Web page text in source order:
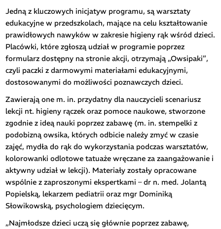
Jedną z kluczowych inicjatyw programu, są warsztaty
edukacyjne w przedszkolach, mające na celu kształtowanie
prawidłowych nawyków w zakresie higieny rąk wśród dzieci.
Placówki, które zgłoszą udział w programie poprzez
formularz dostępny na stronie akcji, otrzymają „Owsipaki”,
czyli paczki z darmowymi materiałami edukacyjnymi,
dostosowanymi do możliwości poznawczych dzieci.
Zawierają one m. in. przydatny dla nauczycieli scenariusz
lekcji nt. higieny rączek oraz pomoce naukowe, stworzone
zgodnie z ideą nauki poprzez zabawę (m. in. stempelki z
podobizną owsika, których odbicie należy zmyć w czasie
zajęć, mydła do rąk do wykorzystania podczas warsztatów,
kolorowanki odlotowe tatuaże wręczane za zaangażowanie i
aktywny udział w lekcji). Materiały zostały opracowane
wspólnie z zaproszonymi ekspertkami – dr n. med. Jolantą
Popielską, lekarzem pediatrii oraz mgr Dominiką
Słowikowską, psychologiem dziecięcym.
„Najmłodsze dzieci uczą się głównie poprzez zabawę,